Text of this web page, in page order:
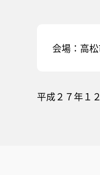
会場：高
平成２７年１